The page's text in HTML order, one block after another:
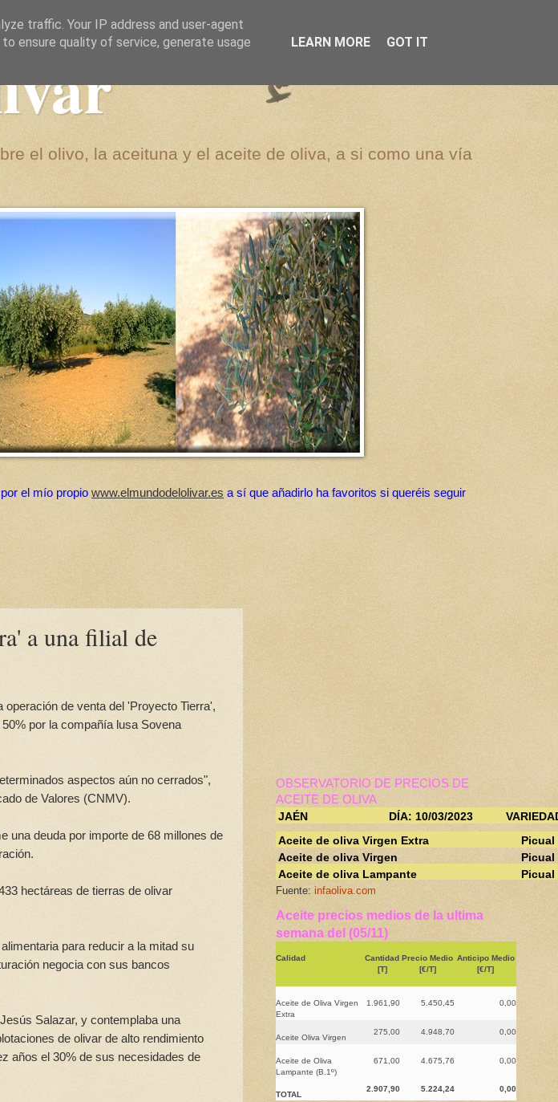
el olivo, la aceituna y el aceite de oliva, a si como una vía
el mío propio www.elmundodelolivar.es a sí que añadirlo ha favoritos si queréis seguir
a una filial de
de venta del 'Proyecto Tierra',
por la compañía lusa Sovena
aspectos aún no cerrados",
de Valores (CNMV).
una deuda por importe de 68 millones de
hectáreas de tierras de olivar
para reducir a la mitad su
negocia con sus bancos
Salazar, y contemplaba una
de olivar de alto rendimiento
años el 30% de sus necesidades de
OBSERVATORIO DE PRECIOS DE
ACEITE DE OLIVA
JAÉN
DÍA: 10/03/2023
Aceite de oliva Virgen Extra
Picual
Aceite de oliva Virgen
Picual
Aceite de oliva Lampante
Picual
Fuente: infaoliva.com
Aceite precios medios de la ultima
semana del (05/11)
Calidad
Cantidad
[T]
Precio Medio
[€/T]
Anticipo Medio
[€/T]
Aceite de Oliva Virgen
Extra
1.961,90 5.450,45 0,00
Aceite Oliva Virgen
275,00 4.948,70 0,00
Aceite de Oliva
Lampante (B.1º)
671,00 4.675,76 0,00
TOTAL
2.907,90 5.224,24 0,00
traffic. Your IP address and user-agent
ensure quality of service, generate usage
LEARN MORE GOT IT